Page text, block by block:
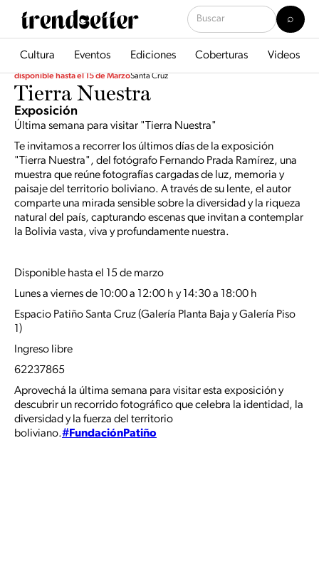
Cultura Eventos Ediciones Coberturas Videos
disponible hasta el 15 de MarzoSanta Cruz
Tierra Nuestra
Exposición
Última semana para visitar "Tierra Nuestra"
Te invitamos a recorrer los últimos días de la exposición
"Tierra Nuestra", del fotógrafo Fernando Prada Ramírez, una
muestra que reúne fotografías cargadas de luz, memoria y
paisaje del territorio boliviano. A través de su lente, el autor
comparte una mirada sensible sobre la diversidad y la riqueza
natural del país, capturando escenas que invitan a contemplar
la Bolivia vasta, viva y profundamente nuestra.
Disponible hasta el 15 de marzo
Lunes a viernes de 10:00 a 12:00 h y 14:30 a 18:00 h
Espacio Patiño Santa Cruz (Galería Planta Baja y Galería Piso
1)
Ingreso libre
62237865
Aprovechá la última semana para visitar esta exposición y
descubrir un recorrido fotográfico que celebra la identidad, la
diversidad y la fuerza del territorio
boliviano.#FundaciónPatiño